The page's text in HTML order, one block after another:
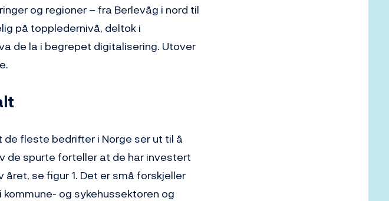
og regioner – fra Berlevåg i nord til
på toppledernivå, deltok i
de la i begrepet digitalisering. Utover
fleste bedrifter i Norge ser ut til å
de spurte forteller at de har investert
se figur 1. Det er små forskjeller
og sykehussektoren og